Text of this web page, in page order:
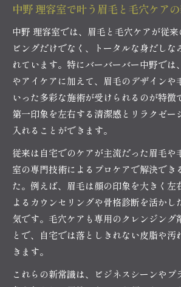
中野 理容室で叶う眉毛と毛穴ケア
中野 理容室では、眉毛と毛穴ケアが従
ビングだけでなく、トータルな身だしな
れています。特にバーバーバー中野では
やアイケアに加えて、眉毛のデザインや
いった多彩な施術が受けられるのが特徴
第一印象を左右する清潔感とリラクゼー
入れることができます。
従来は自宅でのケアが主流だった眉毛や
室の専門技術によるプロケアで解決でき
た。例えば、眉毛は顔の印象を大きく左
よるカウンセリングや骨格診断を活かし
気です。毛穴ケアも専用のクレンジング
とで、自宅では落としきれない皮脂や汚
きます。
これらの新常識は、ビジネスシーンやプ